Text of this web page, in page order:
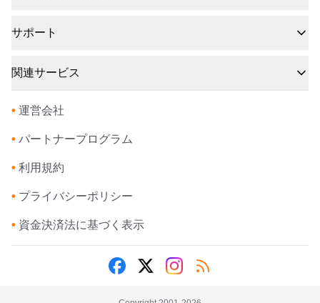
サポート
関連サービス
• 運営会社
• パートナープログラム
• 利用規約
• プライバシーポリシー
• 資金決済法に基づく表示